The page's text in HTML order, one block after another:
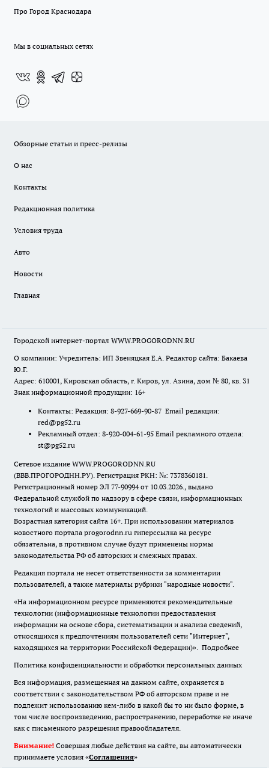
Про Город Краснодара
Мы в социальных сетях
Обзорные статьи и пресс-релизы
О нас
Контакты
Редакционная политика
Условия труда
Авто
Новости
Главная
Городской интернет-портал WWW.PROGORODNN.RU
О компании: Учредитель: ИП Звеняцкая Е.А. Редактор сайта: Бакаева
Ю.Г.
Адрес: 610001, Кировская область, г. Киров, ул. Азина, дом № 80, кв. 31
Знак информационной продукции: 16+
Контакты: Редакция: 8-927-669-90-87 Email редакции:
red@pg52.ru
Рекламный отдел: 8-920-004-61-95 Email рекламного отдела:
st@pg52.ru
Сетевое издание WWW.PROGORODNN.RU
(ВВВ.ПРОГОРОДНН.РУ). Регистрация РКН: №: 7378360181.
Регистрационный номер ЭЛ 77-90994 от 10.03.2026., выдано
Федеральной службой по надзору в сфере связи, информационных
технологий и массовых коммуникаций.
Возрастная категория сайта 16+. При использовании материалов
новостного портала progorodnn.ru гиперссылка на ресурс
обязательна, в противном случае будут применены нормы
законодательства РФ об авторских и смежных правах.
Редакция портала не несет ответственности за комментарии
пользователей, а также материалы рубрики "народные новости".
«На информационном ресурсе применяются рекомендательные
технологии (информационные технологии предоставления
информации на основе сбора, систематизации и анализа сведений,
относящихся к предпочтениям пользователей сети "Интернет",
находящихся на территории Российской Федерации)». Подробнее
Политика конфиденциальности и обработки персональных данных
Вся информация, размещенная на данном сайте, охраняется в
соответствии с законодательством РФ об авторском праве и не
подлежит использованию кем-либо в какой бы то ни было форме, в
том числе воспроизведению, распространению, переработке не иначе
как с письменного разрешения правообладателя.
Внимание! Совершая любые действия на сайте, вы автоматически
принимаете условия «Cоглашения»